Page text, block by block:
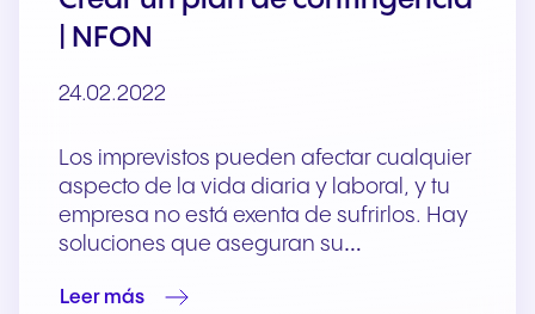
| NFON
24.02.2022
Los imprevistos pueden afectar cualquier
aspecto de la vida diaria y laboral, y tu
empresa no está exenta de sufrirlos. Hay
soluciones que aseguran su…
Leer más